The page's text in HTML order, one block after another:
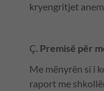
kryengritjet
Ç. Premisë për
Me mënyrën si i
raport me